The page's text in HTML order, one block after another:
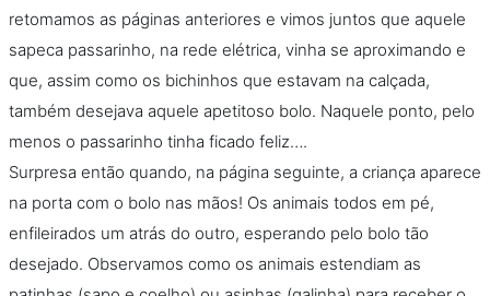
retomamos as páginas anteriores e vimos juntos que aquele
sapeca passarinho, na rede elétrica, vinha se aproximando e
que, assim como os bichinhos que estavam na calçada,
também desejava aquele apetitoso bolo. Naquele ponto, pelo
menos o passarinho tinha ficado feliz….
Surpresa então quando, na página seguinte, a criança aparece
na porta com o bolo nas mãos! Os animais todos em pé,
enfileirados um atrás do outro, esperando pelo bolo tão
desejado. Observamos como os animais estendiam as